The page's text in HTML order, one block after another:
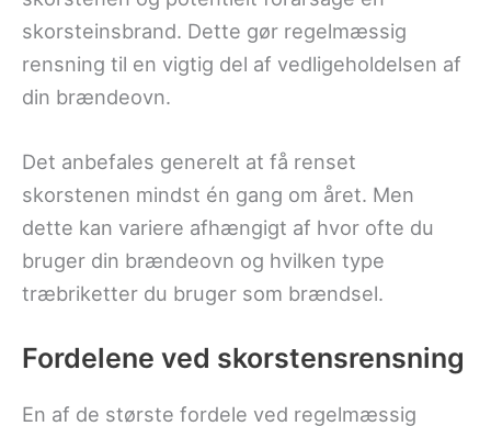
skorsteinsbrand. Dette gør regelmæssig
rensning til en vigtig del af vedligeholdelsen af
din brændeovn.
Det anbefales generelt at få renset
skorstenen mindst én gang om året. Men
dette kan variere afhængigt af hvor ofte du
bruger din brændeovn og hvilken type
træbriketter du bruger som brændsel.
Fordelene ved skorstensrensning
En af de største fordele ved regelmæssig